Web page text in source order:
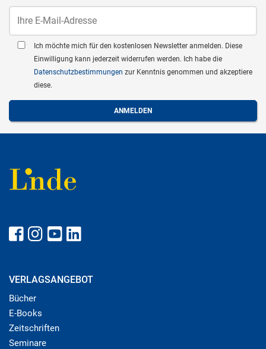
Ich möchte mich für den kostenlosen Newsletter anmelden. Diese
Einwilligung kann jederzeit widerrufen werden. Ich habe die
Datenschutzbestimmungen zur Kenntnis genommen und akzeptiere
diese.
VERLAGSANGEBOT
Bücher
E-Books
Zeitschriften
Seminare